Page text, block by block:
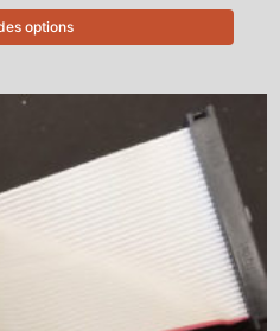
options